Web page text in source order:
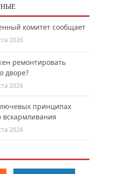
комитет сообщает
2026
ремонтировать
дворе?
2026
принципах
вскармливания
2026